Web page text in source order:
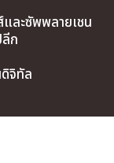
ละซัพพลายเชน
ก
จิทัล